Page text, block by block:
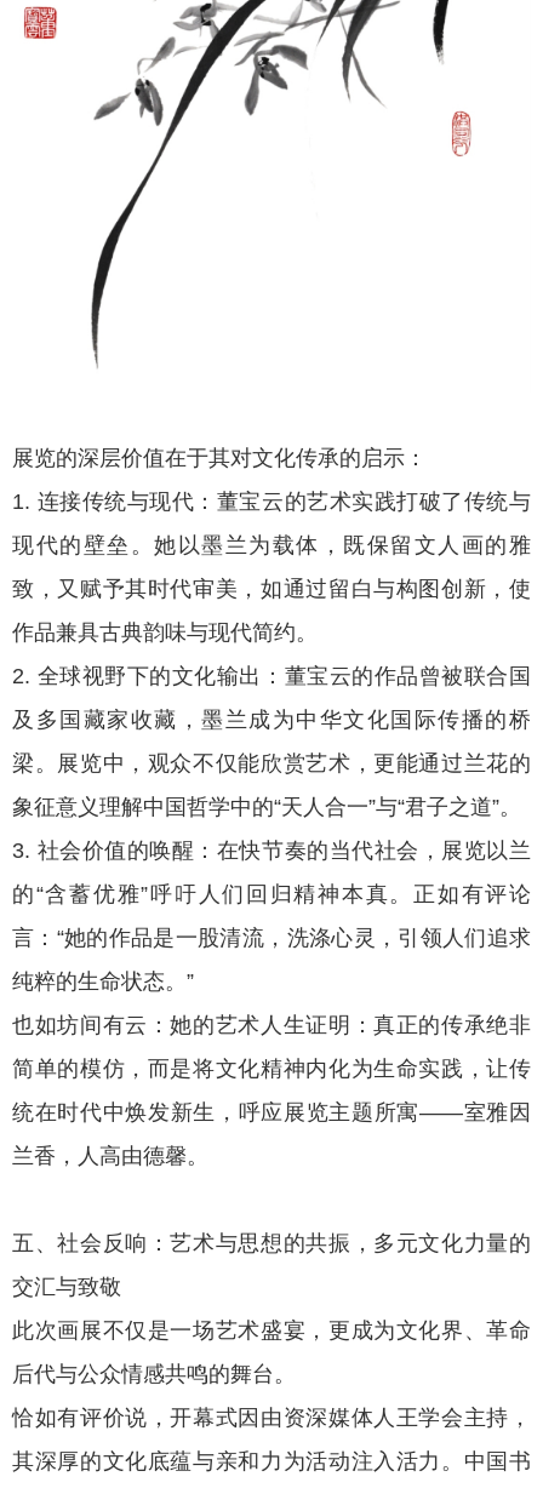
展览的深层价值在于其对文化传承的启示：
1. 连接传统与现代：董宝云的艺术实践打破了传统与
现代的壁垒。她以墨兰为载体，既保留文人画的雅
致，又赋予其时代审美，如通过留白与构图创新，使
作品兼具古典韵味与现代简约。
2. 全球视野下的文化输出：董宝云的作品曾被联合国
及多国藏家收藏，墨兰成为中华文化国际传播的桥
梁。展览中，观众不仅能欣赏艺术，更能通过兰花的
象征意义理解中国哲学中的“天人合一”与“君子之道”。
3. 社会价值的唤醒：在快节奏的当代社会，展览以兰
的“含蓄优雅”呼吁人们回归精神本真。正如有评论
言：“她的作品是一股清流，洗涤心灵，引领人们追求
纯粹的生命状态。”
也如坊间有云：她的艺术人生证明：真正的传承绝非
简单的模仿，而是将文化精神内化为生命实践，让传
统在时代中焕发新生，呼应展览主题所寓——室雅因
兰香，人高由德馨。
五、社会反响：艺术与思想的共振，多元文化力量的
交汇与致敬
此次画展不仅是一场艺术盛宴，更成为文化界、革命
后代与公众情感共鸣的舞台。
恰如有评价说，开幕式因由资深媒体人王学会主持，
其深厚的文化底蕴与亲和力为活动注入活力。中国书